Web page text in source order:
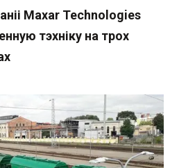
Maxar Technologies
тэхніку на трох